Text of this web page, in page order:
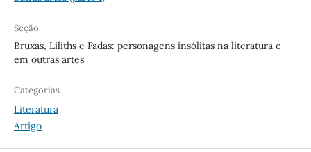
Seção
Bruxas, Liliths e Fadas: personagens insólitas na literatura e
em outras artes
Categorias
Literatura
Artigo